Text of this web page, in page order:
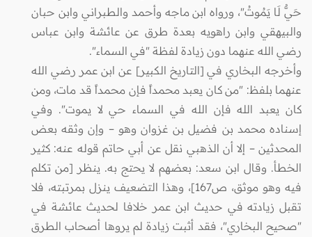
حَيٌّ لَا يَمُوتُ"، ورواه ابن ماجه وأحمد والطبراني وابن حبان
والبيهقي وابن راهويه بعدة طرق عن عائشة وابن عباس
رضي الله عنهما دون زيادة لفظة "في السماء".
وأخرجه البخاري في [التاريخ الكبير] عن ابن عمر رضي الله
عنهما بلفظ: "من كان يعبد محمداً فإن محمداً قد مات، ومن
كان يعبد الله فإن الله في السماء حي لا يموت". وفي
إسناده محمد بن فضيل بن غزوان وهو – وإن وثقه بعض
المحدثين – إلا أن الذهبي نقل عن أبي حاتم قوله عنه: كثير
الخطأ. وقال ابن سعد: بعضهم لا يحتج به. ينظر [من تكلم
فيه وهو موثق، ص167]، وهذا التضعيف ينزل بمرتبته، فلا
تقبل زيادته في حديث ابن عمر خلافا لحديث عائشة في
"صحيح البخاري"، فقد أثبت زيادة لم يروها أصحاب الطرق